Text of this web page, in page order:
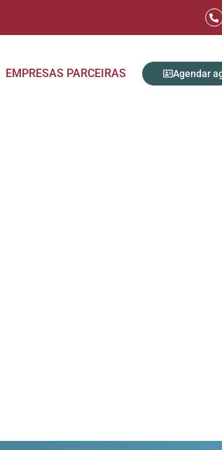
EMPRESAS PARCEIRAS Agendar